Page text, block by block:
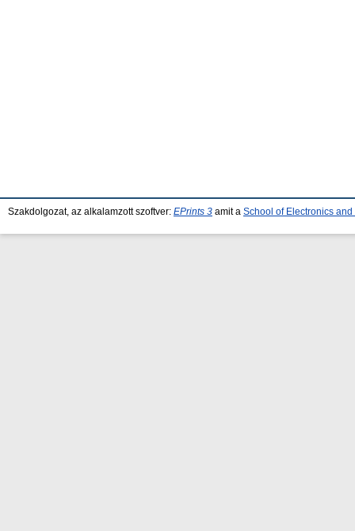
Szakdolgozat, az alkalamzott szoftver: EPrints 3 amit a School of Electronics